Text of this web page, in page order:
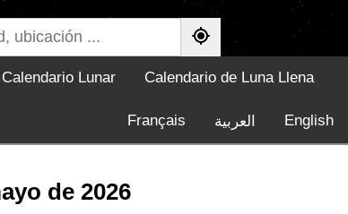
Calendario Lunar Calendario de Luna Llena
English العربية Français
de 2026